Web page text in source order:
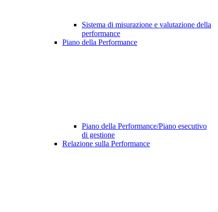
Sistema di misurazione e valutazione della
performance
Piano della Performance
Piano della Performance/Piano esecutivo
di gestione
Relazione sulla Performance